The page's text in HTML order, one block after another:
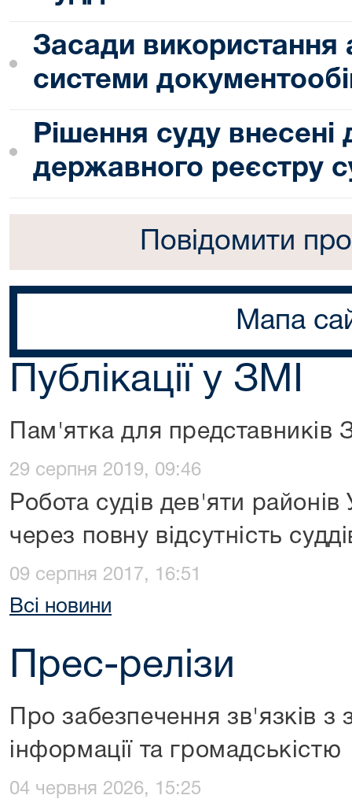
Засади використання
системи
Рішення суду
державного реєстру
Повідомити
Мапа
Публікації у ЗМІ
Пам'ятка для представників
29 серпня 2019, 09:46
Робота судів дев'яти
через повну відсутність
09 серпня 2017, 16:51
Всі новини
Прес-релізи
Про забезпечення зв'язків з
інформації та громадськістю
04 червня 2026, 15:25